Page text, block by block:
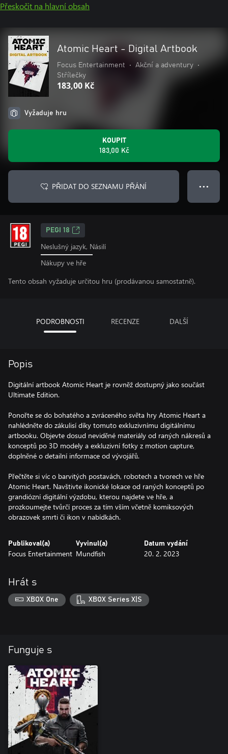
Přeskočit na hlavní obsah
Atomic Heart - Digital Artbook
Focus Entertainment • Akční a adventury
•
Střílečky
183,00 Kč
Vyžaduje hru
KOUPIT
183,00 Kč
PŘIDAT DO SEZNAMU PŘÁNÍ ● ● ●
PEGI 18
Neslušný jazyk, Násilí
Nákupy ve hře
Tento obsah vyžaduje určitou hru (prodávanou samostatně).
PODROBNOSTI RECENZE DALŠÍ
Popis
Digitální artbook Atomic Heart je rovněž dostupný jako součást
Ultimate Edition.
Ponořte se do bohatého a zvráceného světa hry Atomic Heart a
nahlédněte do zákulisí díky tomuto exkluzivnímu digitálnímu
artbooku. Objevte dosud neviděné materiály od raných nákresů a
konceptů po 3D modely a exkluzivní fotky z motion capture,
doplněné o detailní informace od vývojářů.
Přečtěte si víc o barvitých postavách, robotech a tvorech ve hře
Atomic Heart. Navštivte ikonické lokace od raných konceptů po
grandiózní digitální výzdobu, kterou najdete ve hře, a
prozkoumejte tvůrčí proces za tím vším včetně komiksových
obrazovek smrti či ikon v nabídkách.
Publikoval(a)
Focus Entertainment
Vyvinul(a)
Mundfish
Datum vydání
20. 2. 2023
Hrát s
XBOX One XBOX Series X|S
Funguje s